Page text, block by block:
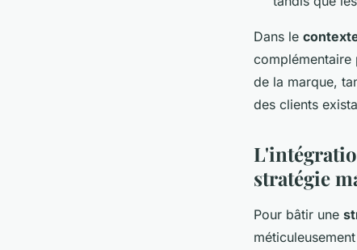
Dans le
complémentaire
de la marque,
des clients
stratégie
Pour bâtir une